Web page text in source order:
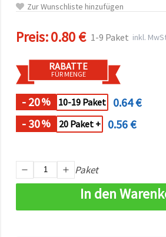
Sie können
Cookies
akzeptieren,
oder Ihre
Auswahl in
individuell
festlegen.
Ihre
Einwilligung
Impressum
Richtlinie
Zur Wunschliste hinzufügen
Preis:0.80 € 1-9 Paket inkl.
RABATTE
FÜR MENGE
- 20% 10-19 Paket
0.64 €
- 30% 20 Paket + 0.56 €
Paket
In den